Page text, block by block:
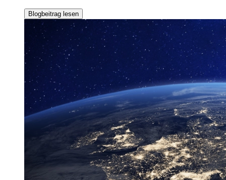
Blogbeitrag lesen